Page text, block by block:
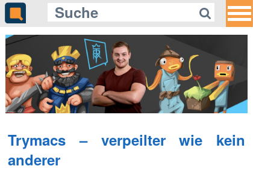
Trymacs – verpeilter wie kein
anderer